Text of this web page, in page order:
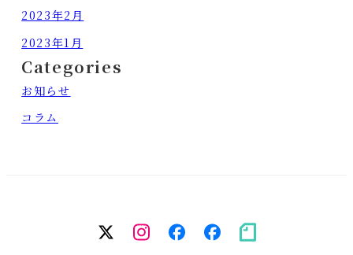
2023年2月
2023年1月
Categories
お知らせ
コラム
twitter
Instagram
facebook（個
人）
facebook（
務
note